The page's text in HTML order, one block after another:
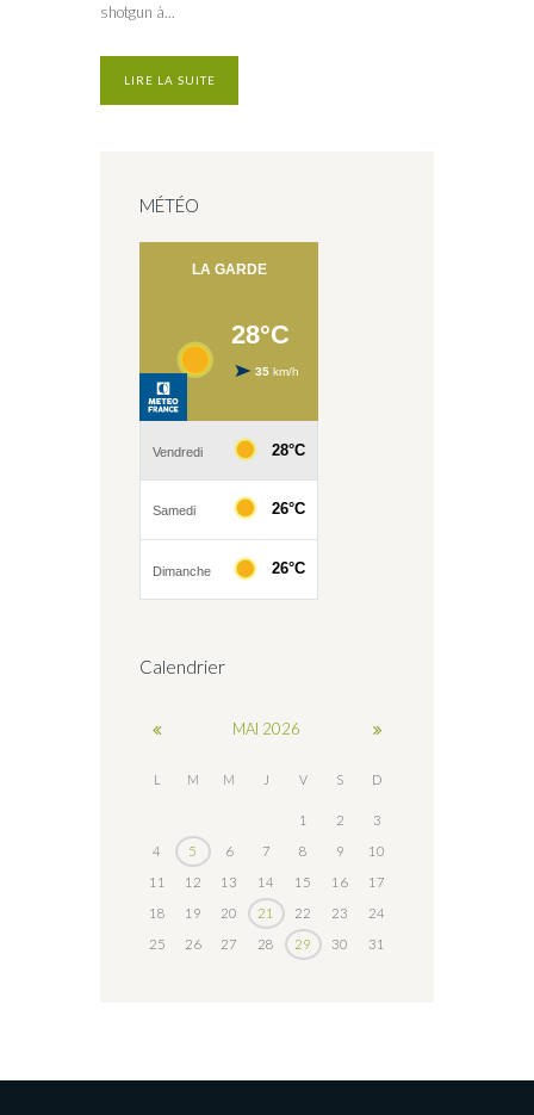
shotgun à...
LIRE LA SUITE
MÉTÉO
Calendrier
MAI 2026
L M M J V S D
1 2
3
4
5 6 7 8 9
10
11
12 13 14 15 16
17
18
19 20 21 22 23
24
25
26 27 28 29 30 31